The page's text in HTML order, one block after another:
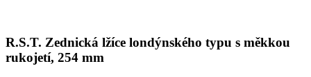
R.S.T. Zednická lžíce londýnského typu s měkkou
rukojetí, 254 mm